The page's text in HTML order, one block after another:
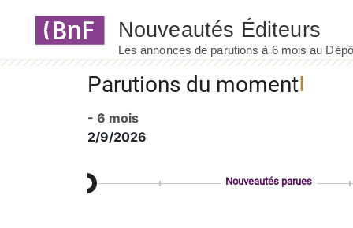
Parutions du moment
- 6 mois
2/9/2026
Nouveautés parues